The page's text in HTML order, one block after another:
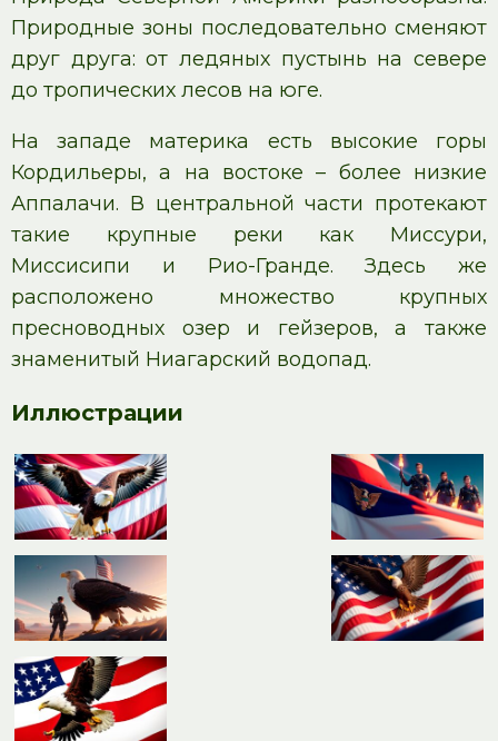
Природные зоны последовательно сменяют
друг друга: от ледяных пустынь на севере
до тропических лесов на юге.
На западе материка есть высокие горы
Кордильеры, а на востоке – более низкие
Аппалачи. В центральной части протекают
такие крупные реки как Миссури,
Миссисипи и Рио-Гранде. Здесь же
расположено множество крупных
пресноводных озер и гейзеров, а также
знаменитый Ниагарский водопад.
Иллюстрации